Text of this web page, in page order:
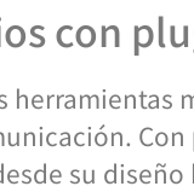
con
Con
su